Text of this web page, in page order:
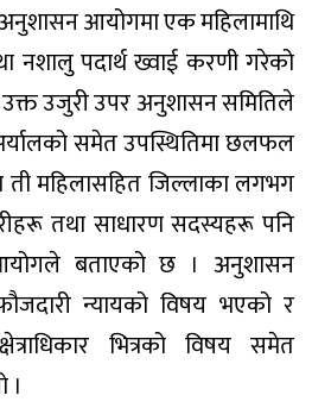
अनुशासन आयोगमा एक महिलामाथि
नशालु पदार्थ ख्वाई करणी गरेको
उक्त उजुरी उपर अनुशासन समितिले
समेत उपस्थितिमा छलफल
महिलासहित जिल्लाका लगभग
तथा साधारण सदस्यहरू पनि
बताएको छ । अनुशासन
न्यायको विषय भएको र
भित्रको विषय समेत
।